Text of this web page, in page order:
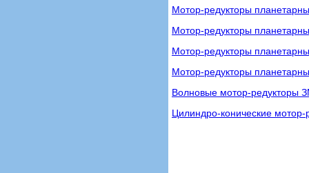
Мотор-редукторы
Мотор-редукторы
Мотор-редукторы
Мотор-редукторы
Волновые мотор-редукторы
Цилиндро-конические мотор-